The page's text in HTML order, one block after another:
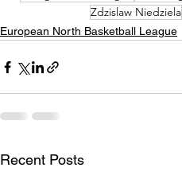
Zdzislaw Niedziela
European North Basketball League
Recent Posts